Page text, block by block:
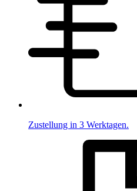
Zustellung in 3 Werktagen.